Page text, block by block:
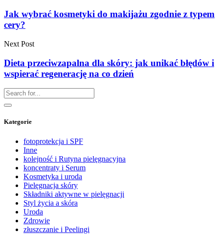
Jak wybrać kosmetyki do makijażu zgodnie z typem
cery?
Next Post
Dieta przeciwzapalna dla skóry: jak unikać błędów i
wspierać regenerację na co dzień
Kategorie
fotoprotekcja i SPF
Inne
kolejność i Rutyna pielęgnacyjna
koncentraty i Serum
Kosmetyka i uroda
Pielęgnacja skóry
Składniki aktywne w pielęgnacji
Styl życia a skóra
Uroda
Zdrowie
złuszczanie i Peelingi